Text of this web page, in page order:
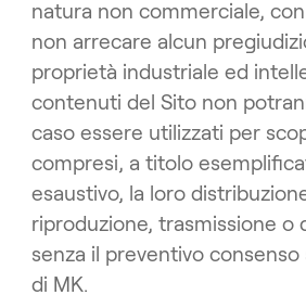
natura non commerciale,
non arrecare alcun
proprietà industriale ed
contenuti del Sito non
caso essere utilizzati per
compresi, a titolo
esaustivo, la loro
riproduzione, trasmissione o
senza il preventivo
di MK.